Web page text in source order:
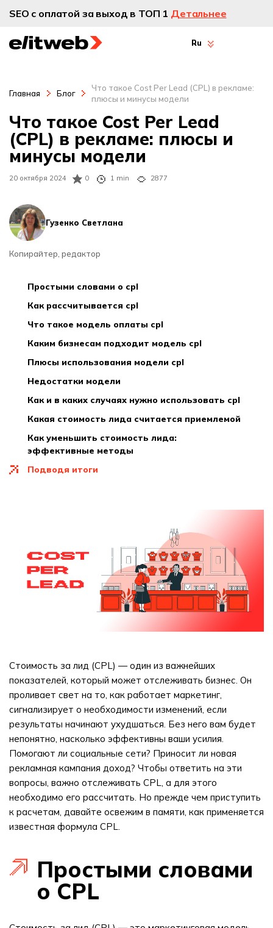
SEO с оплатой за выход в ТОП 1 Детальнее
Ru
Главная Блог
Что такое Cost Per Lead (CPL) в рекламе:
плюсы и минусы модели
20 октября 2024 0 1 min 2877
Гузенко Светлана
Копирайтер, редактор
Что такое Cost Per Lead
(CPL) в рекламе: плюсы и
минусы модели
простыми словами о cpl
как рассчитывается cpl
что такое модель оплаты cpl
каким бизнесам подходит модель cpl
плюсы использования модели cpl
недостатки модели
как и в каких случаях нужно использовать cpl
какая стоимость лида считается приемлемой
как уменьшить стоимость лида:
эффективные методы
подводя итоги
Стоимость за лид (CPL) — один из важнейших
показателей, который может отслеживать бизнес. Он
проливает свет на то, как работает маркетинг,
сигнализирует о необходимости изменений, если
результаты начинают ухудшаться. Без него вам будет
непонятно, насколько эффективны ваши усилия.
Помогают ли социальные сети? Приносит ли новая
рекламная кампания доход? Чтобы ответить на эти
вопросы, важно отслеживать CPL, а для этого
необходимо его рассчитать. Но прежде чем приступить
к расчетам, давайте освежим в памяти, как применяется
известная формула CPL.
Простыми словами
о CPL